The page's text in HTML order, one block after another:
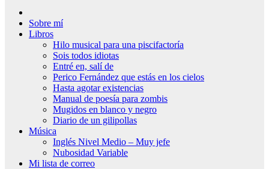
Sobre mí
Libros
Hilo musical para una piscifactoría
Sois todos idiotas
Entré en, salí de
Perico Fernández que estás en los cielos
Hasta agotar existencias
Manual de poesía para zombis
Mugidos en blanco y negro
Diario de un gilipollas
Música
Inglés Nivel Medio – Muy jefe
Nubosidad Variable
Mi lista de correo